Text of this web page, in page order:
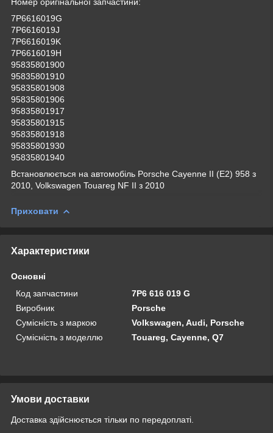
7P6616019G
7P6616019J
7P6616019K
7P6616019H
95835801900
95835801910
95835801908
95835801906
95835801917
95835801915
95835801918
95835801930
95835801940
Встановлюється на автомобіль Porsche Cayenne II (E2) 958 з
2010, Volkswagen Touareg NF II з 2010
Приховати
Характеристики
Основні
Код запчастини
7P6 616 019 G
Виробник
Porsche
Сумісність з маркою
Volkswagen, Audi, Porsche
Сумісність з моделлю
Touareg, Cayenne, Q7
Умови доставки
Доставка здійснюється тільки по передоплаті.